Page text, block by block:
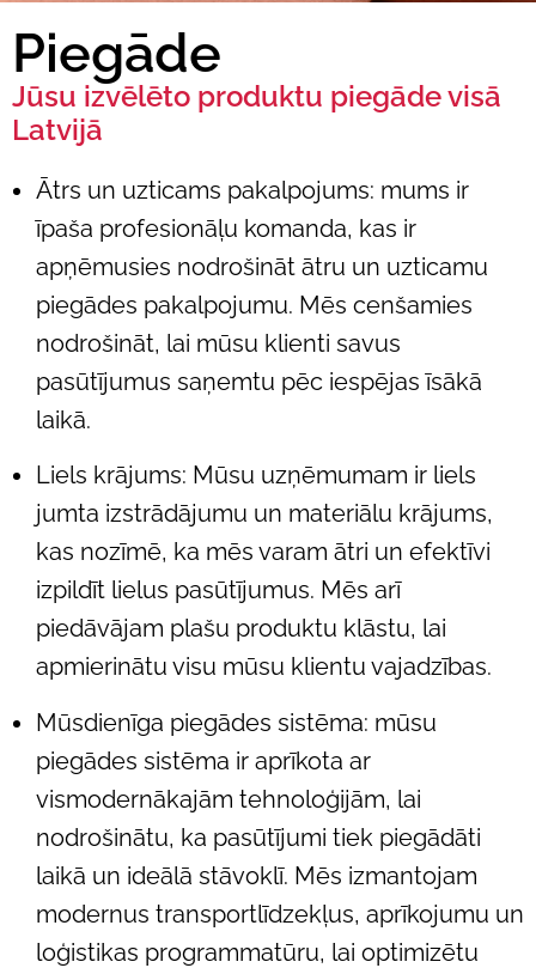
Piegāde
Jūsu izvēlēto produktu piegāde visā
Latvijā
Ātrs un uzticams pakalpojums: mums ir
īpaša profesionāļu komanda, kas ir
apņēmusies nodrošināt ātru un uzticamu
piegādes pakalpojumu. Mēs cenšamies
nodrošināt, lai mūsu klienti savus
pasūtījumus saņemtu pēc iespējas īsākā
laikā.
Liels krājums: Mūsu uzņēmumam ir liels
jumta izstrādājumu un materiālu krājums,
kas nozīmē, ka mēs varam ātri un efektīvi
izpildīt lielus pasūtījumus. Mēs arī
piedāvājam plašu produktu klāstu, lai
apmierinātu visu mūsu klientu vajadzības.
Mūsdienīga piegādes sistēma: mūsu
piegādes sistēma ir aprīkota ar
vismodernākajām tehnoloģijām, lai
nodrošinātu, ka pasūtījumi tiek piegādāti
laikā un ideālā stāvoklī. Mēs izmantojam
modernus transportlīdzekļus, aprīkojumu un
loģistikas programmatūru, lai optimizētu